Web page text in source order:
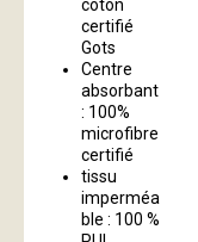
coton
certifié
Gots
Centre
absorbant
: 100%
microfibre
certifié
tissu
imperméa
ble : 100 %